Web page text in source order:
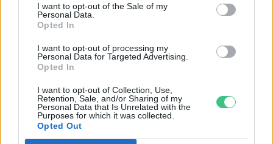
I want to opt-out of the Sale of my
Personal Data.
Opted In
I want to opt-out of processing my
Personal Data for Targeted Advertising.
Opted In
I want to opt-out of Collection, Use,
Retention, Sale, and/or Sharing of my
Personal Data that Is Unrelated with the
Purposes for which it was collected.
Opted Out
Greendex szemle
Elindult az első perovszkit-
kristályos napelemgyár
Greendex Szemle